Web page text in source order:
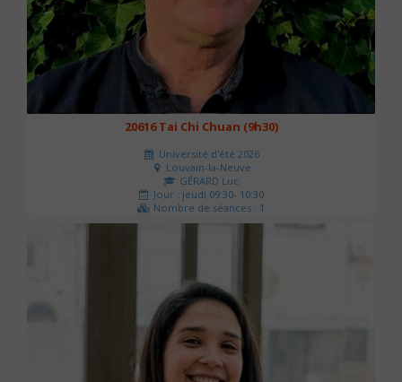
20616 Tai Chi Chuan (9h30)
Université d'été 2026
Louvain-la-Neuve
GÉRARD Luc
Jour : jeudi 09:30- 10:30
Nombre de séances : 1